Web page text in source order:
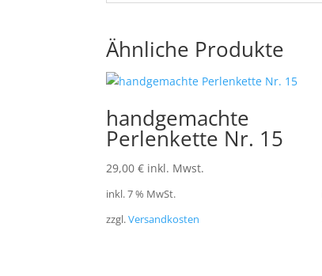
Ähnliche Produkte
handgemachte
Perlenkette Nr. 15
29,00€ inkl. Mwst.
inkl. 7 % MwSt.
zzgl.Versandkosten